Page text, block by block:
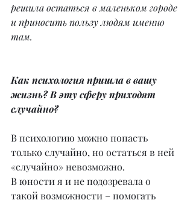
решила остаться в маленьком городе
и приносить пользу людям именно
там.
Как психология пришла в вашу
жизнь? В эту сферу приходят
случайно?
В психологию можно попасть
только случайно, но остаться в ней
«случайно» невозможно.
В юности я и не подозревала о
такой возможности – помогать